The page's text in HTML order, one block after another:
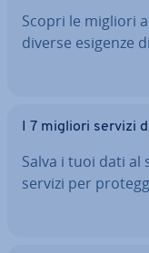
Scopri le migliori
diverse esigenze
I 7 migliori servizi
Salva i tuoi dati al
servizi per